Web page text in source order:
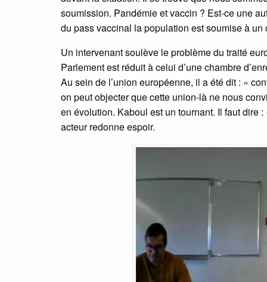
soumission. Pandémie et vaccin ? Est-ce une
du pass vaccinal la population est soumise à
Un intervenant soulève le problème du traité
Parlement est réduit à celui d’une chambre
Au sein de l’union européenne, il a été dit : «
on peut objecter que cette union-là ne nous
en évolution. Kaboul est un tournant. Il faut dire
acteur redonne espoir.